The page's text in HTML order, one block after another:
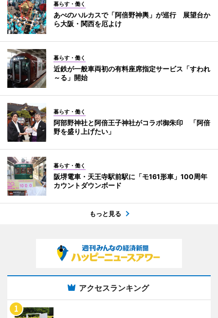
暮らす・働く
あべのハルカスで「阿倍野神輿」が巡行 展望台か
ら大阪・関西を厄よけ
暮らす・働く
近鉄が一般車両初の有料座席指定サービス「すわれ
～る」開始
暮らす・働く
阿部野神社と阿倍王子神社がコラボ御朱印 「阿倍
野を盛り上げたい」
暮らす・働く
阪堺電車・天王寺駅前駅に「モ161形車」100周年
カウントダウンボード
もっと見る
アクセスランキング